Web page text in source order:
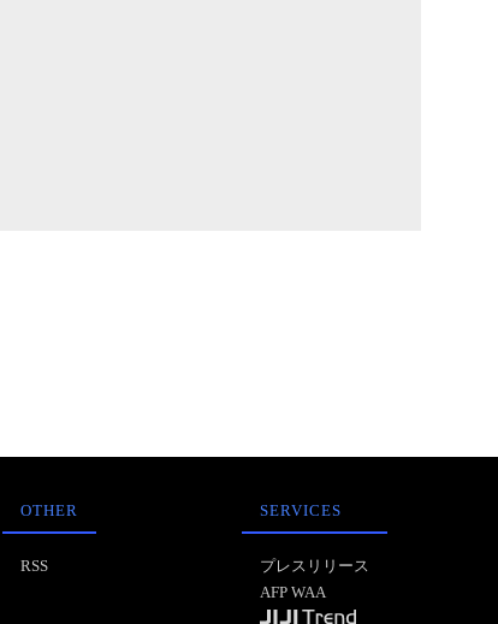
OTHER
RSS
SERVICES
プレスリリース
AFP WAA